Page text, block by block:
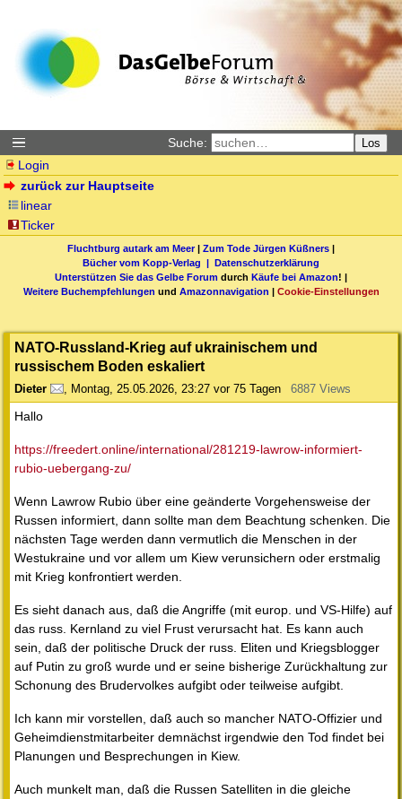
Suche: Los
Login
zurück zur Hauptseite
linear
Ticker
Fluchtburg autark am Meer| Zum Tode Jürgen Küßners |
Bücher vom Kopp-Verlag | Datenschutzerklärung
Unterstützen Sie das Gelbe Forum durch Käufe bei Amazon! |
Weitere Buchempfehlungen und Amazonnavigation | Cookie-Einstellungen
NATO-Russland-Krieg auf ukrainischem und
russischem Boden eskaliert
Dieter , Montag, 25.05.2026, 23:27 vor 75 Tagen 6887 Views
Hallo
https://freedert.online/international/281219-lawrow-informiert-
rubio-uebergang-zu/
Wenn Lawrow Rubio über eine geänderte Vorgehensweise der
Russen informiert, dann sollte man dem Beachtung schenken. Die
nächsten Tage werden dann vermutlich die Menschen in der
Westukraine und vor allem um Kiew verunsichern oder erstmalig
mit Krieg konfrontiert werden.
Es sieht danach aus, daß die Angriffe (mit europ. und VS-Hilfe) auf
das russ. Kernland zu viel Frust verursacht hat. Es kann auch
sein, daß der politische Druck der russ. Eliten und Kriegsblogger
auf Putin zu groß wurde und er seine bisherige Zurückhaltung zur
Schonung des Brudervolkes aufgibt oder teilweise aufgibt.
Ich kann mir vorstellen, daß auch so mancher NATO-Offizier und
Geheimdienstmitarbeiter demnächst irgendwie den Tod findet bei
Planungen und Besprechungen in Kiew.
Auch munkelt man, daß die Russen Satelliten in die gleiche